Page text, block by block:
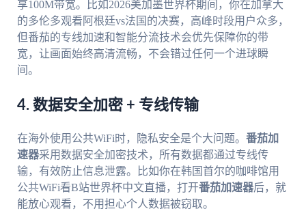
享100M带宽。比如2026美加墨世界杯期间，你在加拿大
的多伦多观看阿根廷vs法国的决赛，高峰时段用户众多，
但番茄的专线加速和智能分流技术会优先保障你的带
宽，让画面始终高清流畅，不会错过任何一个进球瞬
间。
4. 数据安全加密 + 专线传输
在海外使用公共WiFi时，隐私安全是个大问题。 番茄加
速器采用数据安全加密技术，所有数据都通过专线传
输，有效防止信息泄露。比如你在韩国首尔的咖啡馆用
公共WiFi看B站世界杯中文直播，打开番茄加速器后，就
能放心观看，不用担心个人数据被窃取。